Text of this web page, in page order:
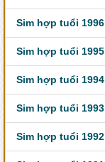
Sim hợp tuổi 1996
Sim hợp tuổi 1995
Sim hợp tuổi 1994
Sim hợp tuổi 1993
Sim hợp tuổi 1992